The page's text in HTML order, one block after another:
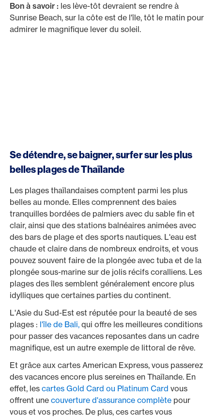
Bon à savoir : les lève-tôt devraient se rendre à
Sunrise Beach, sur la côte est de l'île, tôt le matin pour
admirer le magnifique lever du soleil.
Se détendre, se baigner, surfer sur les plus
belles plages de Thaïlande
Les plages thaïlandaises comptent parmi les plus
belles au monde. Elles comprennent des baies
tranquilles bordées de palmiers avec du sable fin et
clair, ainsi que des stations balnéaires animées avec
des bars de plage et des sports nautiques. L'eau est
chaude et claire dans de nombreux endroits, et vous
pouvez souvent faire de la plongée avec tuba et de la
plongée sous-marine sur de jolis récifs coralliens. Les
plages des îles semblent généralement encore plus
idylliques que certaines parties du continent.
L'Asie du Sud-Est est réputée pour la beauté de ses
plages : l'île de Bali, qui offre les meilleures conditions
pour passer des vacances reposantes dans un cadre
magnifique, est un autre exemple de littoral de rêve.
Et grâce aux cartes American Express, vous passerez
des vacances encore plus sereines en Thaïlande. En
effet, les cartes Gold Card ou Platinum Card vous
offrent une couverture d'assurance complète pour
vous et vos proches. De plus, ces cartes vous